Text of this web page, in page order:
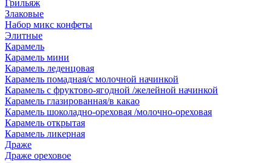
Грильяж
Злаковые
Набор микс конфеты
Элитные
Карамель
Карамель мини
Карамель леденцовая
Карамель помадная/с молочной начинкой
Карамель с фруктово-ягодной /желейной начинкой
Карамель глазированная/в какао
Карамель шоколадно-ореховая /молочно-ореховая
Карамель открытая
Карамель ликерная
Драже
Драже ореховое